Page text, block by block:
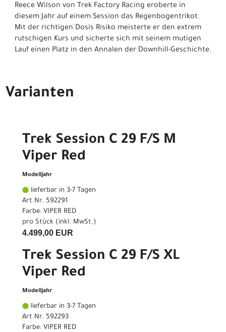
Reece Wilson von Trek Factory Racing eroberte in
diesem Jahr auf einem Session das Regenbogentrikot.
Mit der richtigen Dosis Risiko meisterte er den extrem
rutschigen Kurs und sicherte sich mit seinem mutigen
Lauf einen Platz in den Annalen der Downhill-Geschichte.
Varianten
Trek Session C 29 F/S M
Viper Red
Modelljahr
lieferbar in 3-7 Tagen
Art.Nr. 592291
Farbe: VIPER RED
pro Stück (inkl. MwSt.)
4.499,00 EUR
Trek Session C 29 F/S XL
Viper Red
Modelljahr
lieferbar in 3-7 Tagen
Art.Nr. 592293
Farbe: VIPER RED